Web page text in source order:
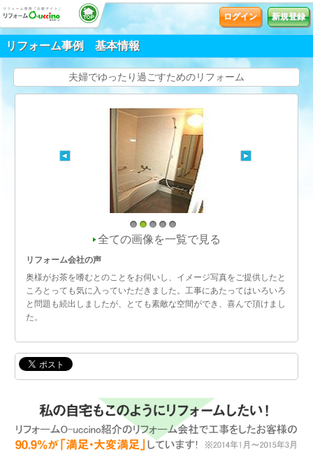
ログイン 新規登録
リフォーム事例 基本情報
夫婦でゆったり過ごすためのリフォーム
1 2 3 4
全ての画像を一覧で見る
リフォーム会社の声
奥様がお茶を嗜むとのことをお伺いし、イメージ写真をご提供したと
ころとっても気に入っていただきました。工事にあたってはいろいろ
と問題も続出しましたが、とても素敵な空間ができ、喜んで頂けまし
た。